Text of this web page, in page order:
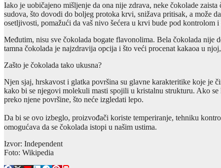
Iako je uobičajeno mišljenje da ona nije zdrava, neke čokolade
sudova, što dovodi do boljeg protoka krvi, snižava pritisak, a može
osetljivosti, pomažući da vaš nivo šećera u krvi bude pod kontrolom i
Međutim, nisu sve čokolada bogate flavonolima. Bela čokolada nije
tamna čokolada je najzdravija opcija i što veći procenat kakaoa u
Zašto je čokolada tako ukusna?
Njen sjaj, hrskavost i glatka površina su glavne karakteritike koje je
kako bi se njegovi molekuli masti spojili u kristalnu strukturu. Ako
preko njene površine, što neće izgledati lepo.
Da bi se ovo izbeglo, proizvođači koriste temperiranje, tehniku
omogućava da se čokolada istopi u našim ustima.
Izvor: Independent
Foto: Wikipedia